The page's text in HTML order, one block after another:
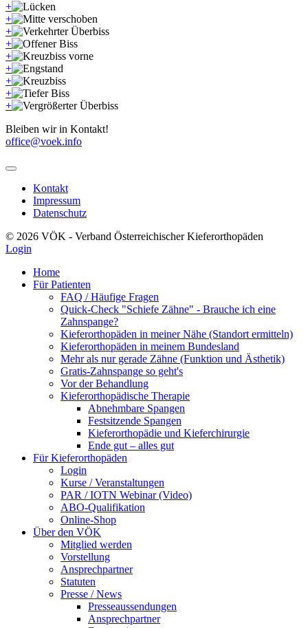
+
+
+
+
+
+
+
+
+
Bleiben wir in Kontakt!
office@voek.info
Kontakt
Impressum
Datenschutz
© 2026 VÖK - Verband Österreichischer Kieferorthopäden
Login
Home
Für Patienten
FAQ / Häufige Fragen
Quick-Check "Schiefe Zähne" - Brauche ich eine
Zahnspange?
Kieferorthopäden in meiner Nähe (Standort ermitteln)
Kieferorthopäden in meinem Bundesland
Mehr als nur gerade Zähne (Funktion und Ästhetik)
Gratis-Zahnspange so geht's
Vor der Behandlung
Kieferorthopädische Therapie
Abnehmbare Spangen
Festsitzende Spangen
Kieferorthopädie und Kieferchirurgie
Ende gut – alles gut
Für Kieferorthopäden
Login
Kurse / Veranstaltungen
PAR / IOTN Webinar (Video)
ABO-Qualifikation
Online-Shop
Über den VÖK
Mitglied werden
Vorstellung
Ansprechpartner
Statuten
Presse / News
Presseaussendungen
Ansprechpartner